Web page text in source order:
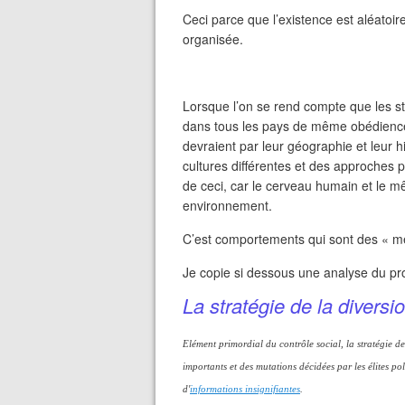
Ceci parce que l’existence est
organisée.
Lorsque l’on se rend compte que les
dans tous les pays de même
devraient par leur géographie et leur
cultures différentes et des approches
de ceci, car le cerveau humain et le
environnement.
C’est comportements qui sont des «
Je copie si dessous une analyse du
La stratégie de la
Elément primordial du contrôle social, la stratégie
importants et des mutations décidées par les élites
d'informations insignifiantes